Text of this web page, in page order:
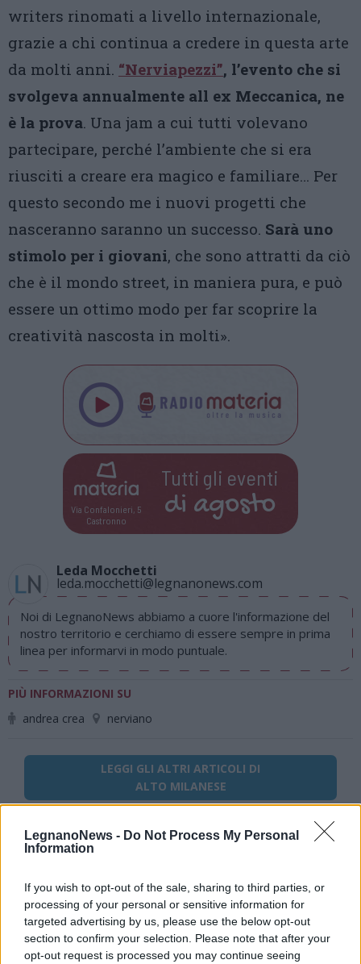
LegnanoNews - Do Not Process My Personal
Information
If you wish to opt-out of the sale, sharing to third parties, or
processing of your personal or sensitive information for
targeted advertising by us, please use the below opt-out
section to confirm your selection. Please note that after your
opt-out request is processed you may continue seeing
writers rinomati a livello internazionale,
grazie a chi continua a credere in questa arte
da molti anni. “Nerviapezzi”, l’evento che si
svolgeva annualmente all ex Meccanica, ne
è la prova. Una jam a cui tutti volevano
partecipare, perché l’ambiente che si era
riusciti a creare era magico e familiare… Per
questo secondo me i nuovi progetti che
nasceranno saranno un successo. Sarà uno
stimolo per i giovani, che sono attratti da ciò
che è il mondo street, in maniera pura, e può
essere un ottimo modo per far scoprire la
creatività nascosta in molti».
Via Confalonieri, 5
Castronno
Tutti gli eventi
di agosto
Leda Mocchetti
leda.mocchetti@legnanonews.com
Noi di LegnanoNews abbiamo a cuore l'informazione del
nostro territorio e cerchiamo di essere sempre in prima
linea per informarvi in modo puntuale.
PIÙ INFORMAZIONI SU
andrea crea
nerviano
LEGGI GLI ALTRI ARTICOLI DI
ALTO MILANESE
Selezioniamo per te
Il meglio di